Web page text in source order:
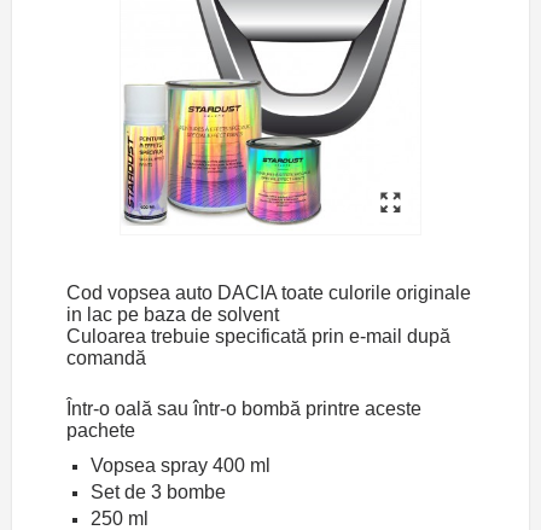
Cod vopsea auto DACIA toate culorile originale
in lac pe baza de solvent
Culoarea trebuie specificată prin e-mail după
comandă
Într-o oală sau într-o bombă printre aceste
pachete
Vopsea spray 400 ml
Set de 3 bombe
250 ml